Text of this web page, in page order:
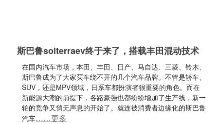
斯巴鲁solterraev终于来了，搭载丰田混动技术
在国内汽车市场，本田、丰田、日产、马自达、三菱、铃木、
斯巴鲁成为了大家买车绕不开的几个汽车品牌。不管是轿车、
SUV，还是MPV领域，日系车都扮演者很重要的角色。而在
新能源大潮的前提下，各路豪强也都纷纷增加了生产线，新一
轮的竞争又悄无声息的开始了。就连被消费者边缘化的斯巴鲁
汽车……更多